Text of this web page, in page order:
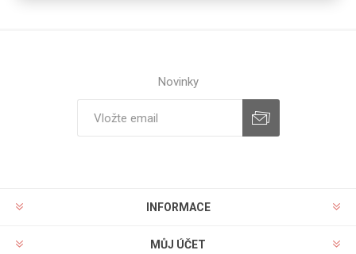
Novinky
INFORMACE
MŮJ ÚČET